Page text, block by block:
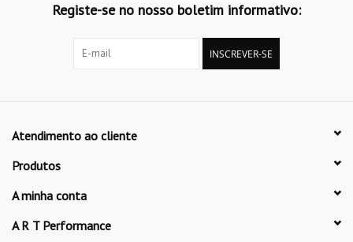
Registe-se no nosso boletim informativo:
INSCREVER-SE
Atendimento ao cliente
Produtos
A minha conta
A R T Performance